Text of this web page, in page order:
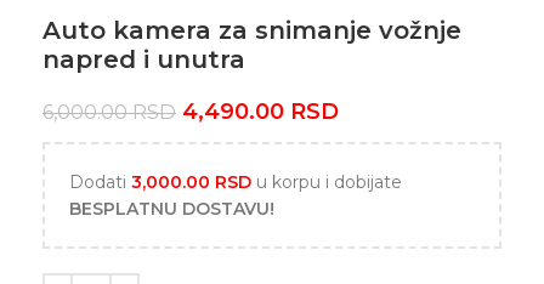
Auto kamera za snimanje vožnje
napred i unutra
6,000.00RSD 4,490.00 RSD
Dodati 3,000.00 RSD u korpu i dobijate
BESPLATNU DOSTAVU!